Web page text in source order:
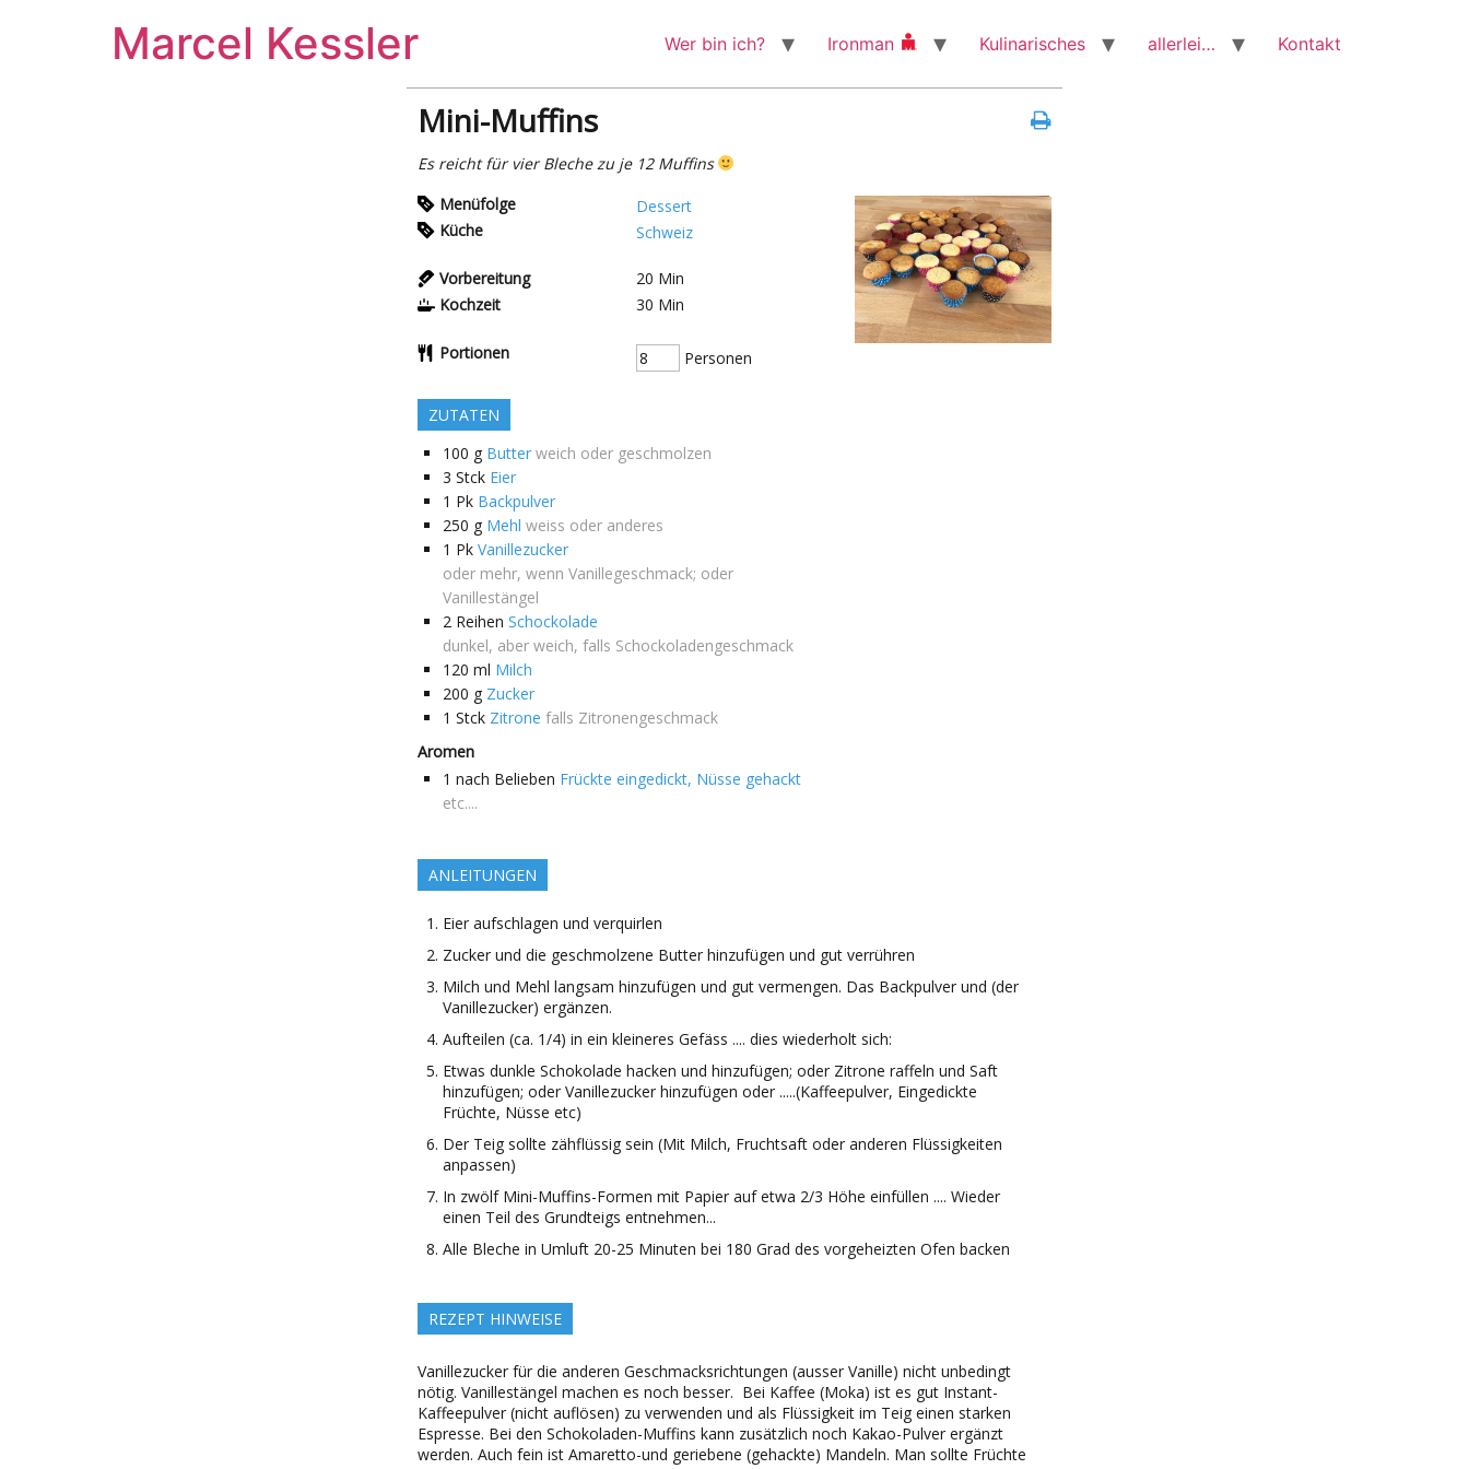
Marcel Kessler Wer bin ich? Ironman Kulinarisches allerlei… Kontakt
Mini-Muffins
Es reicht für vier Bleche zu je 12 Muffins
Menüfolge
Dessert
Küche
Schweiz
Vorbereitung 20 Min
Kochzeit
30 Min
Portionen Personen
ZUTATEN
100 g Butter weich oder geschmolzen
3 Stck Eier
1 Pk Backpulver
250 g Mehl weiss oder anderes
1 Pk Vanillezucker
oder mehr, wenn Vanillegeschmack; oder
Vanillestängel
2 Reihen Schockolade
dunkel, aber weich, falls Schockoladengeschmack
120 ml Milch
200 g Zucker
1 Stck Zitrone falls Zitronengeschmack
Aromen
1 nach Belieben Frückte eingedickt, Nüsse gehackt
etc....
ANLEITUNGEN
Eier aufschlagen und verquirlen
Zucker und die geschmolzene Butter hinzufügen und gut verrühren
Milch und Mehl langsam hinzufügen und gut vermengen. Das Backpulver und (der
Vanillezucker) ergänzen.
Aufteilen (ca. 1/4) in ein kleineres Gefäss .... dies wiederholt sich:
Etwas dunkle Schokolade hacken und hinzufügen; oder Zitrone raffeln und Saft
hinzufügen; oder Vanillezucker hinzufügen oder .....(Kaffeepulver, Eingedickte
Früchte, Nüsse etc)
Der Teig sollte zähflüssig sein (Mit Milch, Fruchtsaft oder anderen Flüssigkeiten
anpassen)
In zwölf Mini-Muffins-Formen mit Papier auf etwa 2/3 Höhe einfüllen .... Wieder
einen Teil des Grundteigs entnehmen...
Alle Bleche in Umluft 20-25 Minuten bei 180 Grad des vorgeheizten Ofen backen
REZEPT HINWEISE
Vanillezucker für die anderen Geschmacksrichtungen (ausser Vanille) nicht unbedingt
nötig. Vanillestängel machen es noch besser. Bei Kaffee (Moka) ist es gut Instant-
Kaffeepulver (nicht auflösen) zu verwenden und als Flüssigkeit im Teig einen starken
Espresse. Bei den Schokoladen-Muffins kann zusätzlich noch Kakao-Pulver ergänzt
werden. Auch fein ist Amaretto-und geriebene (gehackte) Mandeln. Man sollte Früchte